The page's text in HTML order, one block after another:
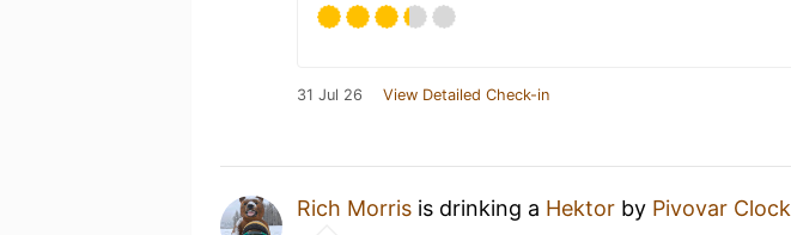
31 Jul 26 View Detailed Check-in
Rich Morris is drinking a Hektor by Pivovar Clock